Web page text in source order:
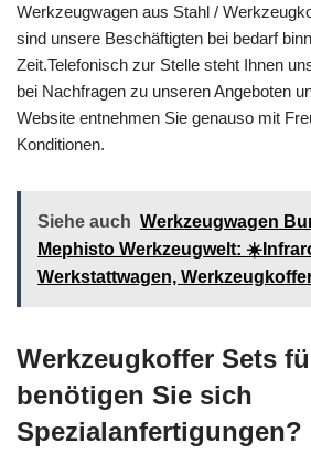
Werkzeugwagen aus Stahl /
sind unsere Beschäftigten bei bedarf
Zeit.Telefonisch zur Stelle steht Ihnen
bei Nachfragen zu unseren Angeboten
Website entnehmen Sie genauso mit
Konditionen.
Siehe auch Werkzeugwagen
Mephisto Werkzeugwelt:
Werkstattwagen,
Werkzeugkoffer Sets
benötigen Sie sich
Spezialanfertigungen?